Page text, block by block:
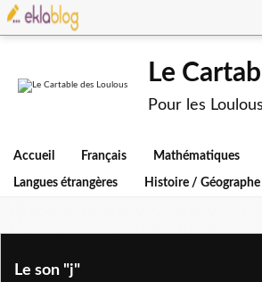
Le
Pour les
Accueil Français Mathématiques
Langues étrangères Histoire /
Le son "j"